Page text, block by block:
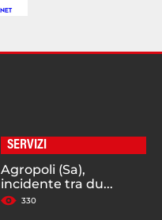
SERVIZI
Agropoli (Sa),
incidente tra du...
330